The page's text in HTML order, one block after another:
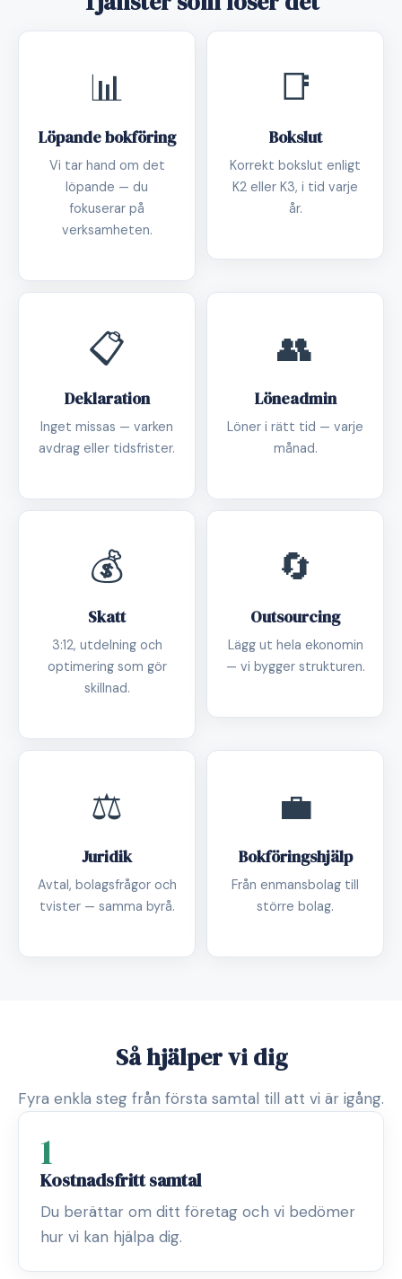
📊
Löpande bokföring
Vi tar hand om det
löpande — du
fokuserar på
verksamheten.
📑
Bokslut
Korrekt bokslut enligt
K2 eller K3, i tid varje
år.
📋
Deklaration
Inget missas — varken
avdrag eller tidsfrister.
👥
Löneadmin
Löner i rätt tid — varje
månad.
💰
Skatt
3:12, utdelning och
optimering som gör
skillnad.
🔄
Outsourcing
Lägg ut hela ekonomin
— vi bygger strukturen.
⚖️
Juridik
Avtal, bolagsfrågor och
tvister — samma byrå.
💼
Bokföringshjälp
Från enmansbolag till
större bolag.
Så hjälper vi dig
Fyra enkla steg från första samtal till att vi är igång.
1
Kostnadsfritt samtal
Du berättar om ditt företag och vi bedömer
hur vi kan hjälpa dig.